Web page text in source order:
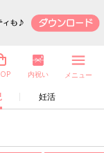
妊活
内祝い メニュー